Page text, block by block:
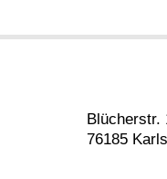
Blücherstr.
76185